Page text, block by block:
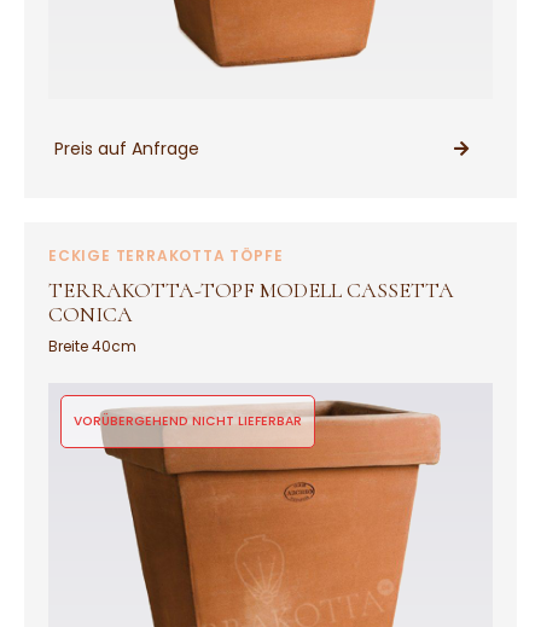
Preis auf Anfrage
PRODUKT ANSEHEN
ECKIGE TERRAKOTTA TÖPFE
TERRAKOTTA-TOPF MODELL CASSETTA
CONICA
Breite 40cm
VORÜBERGEHEND NICHT LIEFERBAR